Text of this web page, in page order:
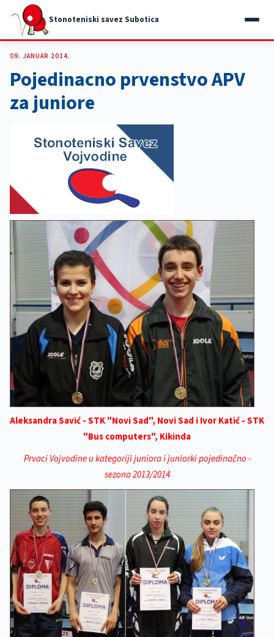
Stonoteniski savez Subotica
09. JANUAR 2014.
Pojedinacno prvenstvo APV
za juniore
Aleksandra Savić - STK "Novi Sad", Novi Sad i Ivor Katić - STK
"Bus computers", Kikinda
Prvaci Vojvodine u kategoriji juniora i juniorki pojedinačno -
sezona 2013/2014